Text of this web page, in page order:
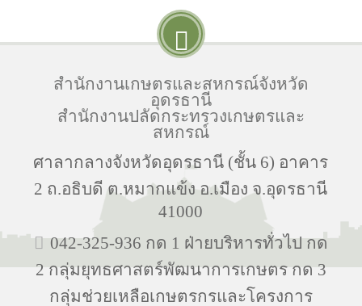
สำนักงานเกษตรและสหกรณ์จังหวัด
อุดรธานี
สำนักงานปลัดกระทรวงเกษตรและ
สหกรณ์
ศาลากลางจังหวัดอุดรธานี (ชั้น 6) อาคาร
2 ถ.อธิบดี ต.หมากแข้ง อ.เมือง จ.อุดรธานี
41000
042-325-936 กด 1 ฝ่ายบริหารทั่วไป กด
2 กลุ่มยุทธศาสตร์พัฒนาการเกษตร กด 3
กลุ่มช่วยเหลือเกษตรกรและโครงการ